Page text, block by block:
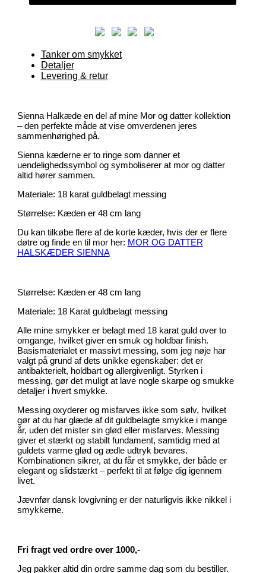
Tanker om smykket
Detaljer
Levering & retur
Sienna Halkæde en del af mine Mor og datter kollektion
– den perfekte måde at vise omverdenen jeres
sammenhørighed på.
Sienna kæderne er to ringe som danner et
uendelighedssymbol og symboliserer at mor og datter
altid hører sammen.
Materiale: 18 karat guldbelagt messing
Størrelse: Kæden er 48 cm lang
Du kan tilkøbe flere af de korte kæder, hvis der er flere
døtre og finde en til mor her: MOR OG DATTER
HALSKÆDER SIENNA
Størrelse: Kæden er 48 cm lang
Materiale: 18 Karat guldbelagt messing
Alle mine smykker er belagt med 18 karat guld over to
omgange, hvilket giver en smuk og holdbar finish.
Basismaterialet er massivt messing, som jeg nøje har
valgt på grund af dets unikke egenskaber: det er
antibakterielt, holdbart og allergivenligt. Styrken i
messing, gør det muligt at lave nogle skarpe og smukke
detaljer i hvert smykke.
Messing oxyderer og misfarves ikke som sølv, hvilket
gør at du har glæde af dit guldbelagte smykke i mange
år, uden det mister sin glød eller misfarves. Messing
giver et stærkt og stabilt fundament, samtidig med at
guldets varme glød og ædle udtryk bevares.
Kombinationen sikrer, at du får et smykke, der både er
elegant og slidstærkt – perfekt til at følge dig igennem
livet.
Jævnfør dansk lovgivning er der naturligvis ikke nikkel i
smykkerne.
Fri fragt ved ordre over 1000,-
Jeg pakker altid din ordre samme dag som du bestiller.